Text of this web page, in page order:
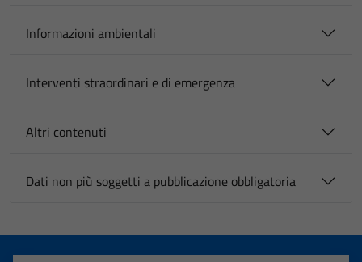
Informazioni ambientali
Interventi straordinari e di emergenza
Altri contenuti
Dati non più soggetti a pubblicazione obbligatoria